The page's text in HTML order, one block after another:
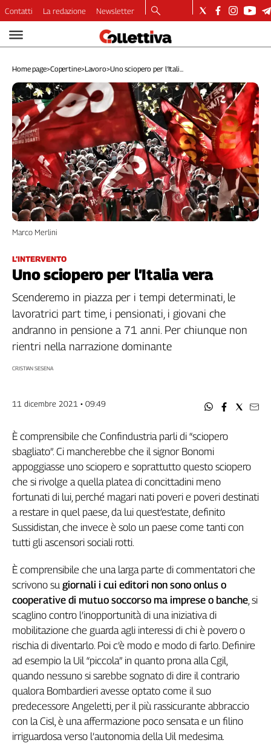
Video
Dirette
Longform
Copertine
Economia
Lavoro
Ambiente
Diritti
Welfare
Italia
Internazionale
Culture
Categorie
Filcams
Filctem
Fillea
Filt
Fiom
Flai
Fp
Slc
Spi
Inca
Caaf
Speciali
G8
di
il
sangue
ragione
120
anni
Cgil
Collettiva
Academy
Collettiva
Play
Rubriche
Contatti La redazione Newsletter
Home page>Copertine>Lavoro>Uno sciopero per l’Itali...
L’INTERVENTO
Uno sciopero per l’Italia vera
Marco Merlini
Scenderemo in piazza per i tempi determinati, le
lavoratrici part time, i pensionati, i giovani che
andranno in pensione a 71 anni. Per chiunque non
rientri nella narrazione dominante
CRISTIAN SESENA
11 dicembre 2021 • 09:49
È comprensibile che Confindustria parli di “sciopero
sbagliato”. Ci mancherebbe che il signor Bonomi
appoggiasse uno sciopero e soprattutto questo sciopero
che si rivolge a quella platea di concittadini meno
fortunati di lui, perché magari nati poveri e poveri destinati
a restare in quel paese, da lui quest’estate, definito
Sussidistan, che invece è solo un paese come tanti con
tutti gli ascensori sociali rotti.
È comprensibile che una larga parte di commentatori che
scrivono su giornali i cui editori non sono onlus o
cooperative di mutuo soccorso ma imprese o banche, si
scaglino contro l’inopportunità di una iniziativa di
mobilitazione che guarda agli interessi di chi è povero o
rischia di diventarlo. Poi c’è modo e modo di farlo. Definire
ad esempio la Uil “piccola” in quanto prona alla Cgil,
quando nessuno si sarebbe sognato di dire il contrario
qualora Bombardieri avesse optato come il suo
predecessore Angeletti, per il più rassicurante abbraccio
con la Cisl, è una affermazione poco sensata e un filino
irriguardosa verso l’autonomia della Uil medesima.